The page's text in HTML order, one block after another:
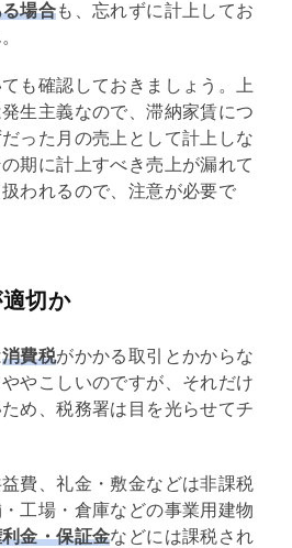
場合も、忘れずに計上してお
も確認しておきましょう。上
生主義なので、滞納家賃につ
った月の売上として計上しな
期に計上すべき売上が漏れて
われるので、注意が必要で
切か
消費税がかかる取引とかからな
やこしいのですが、それだけ
め、税務署は目を光らせてチ
費、礼金 ・ 敷金などは非課税
工場・倉庫などの事業用建物
金・保証金などには課税され